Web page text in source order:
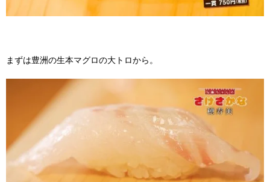
まずは豊洲の生本マグロの大トロから。